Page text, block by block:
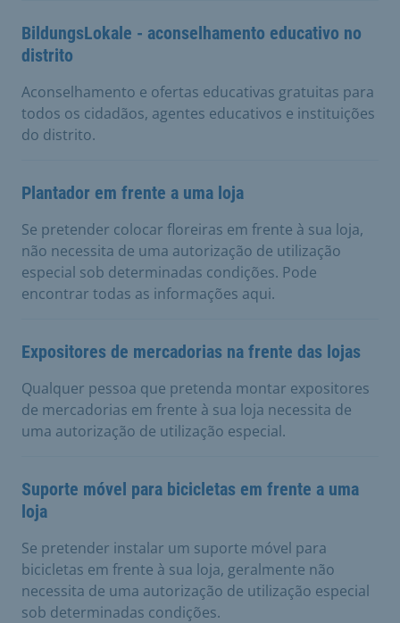
BildungsLokale - aconselhamento educativo no
distrito
Aconselhamento e ofertas educativas gratuitas para
todos os cidadãos, agentes educativos e instituições
do distrito.
Plantador em frente a uma loja
Se pretender colocar floreiras em frente à sua loja,
não necessita de uma autorização de utilização
especial sob determinadas condições. Pode
encontrar todas as informações aqui.
Expositores de mercadorias na frente das lojas
Qualquer pessoa que pretenda montar expositores
de mercadorias em frente à sua loja necessita de
uma autorização de utilização especial.
Suporte móvel para bicicletas em frente a uma
loja
Se pretender instalar um suporte móvel para
bicicletas em frente à sua loja, geralmente não
necessita de uma autorização de utilização especial
sob determinadas condições.